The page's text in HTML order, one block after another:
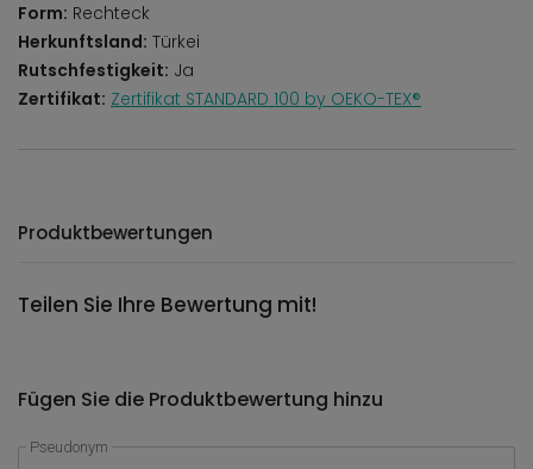
Form: Rechteck
Herkunftsland: Türkei
Rutschfestigkeit: Ja
Zertifikat: Zertifikat STANDARD 100 by OEKO-TEX®
Produktbewertungen
Teilen Sie Ihre Bewertung mit!
Fügen Sie die Produktbewertung hinzu
Pseudonym